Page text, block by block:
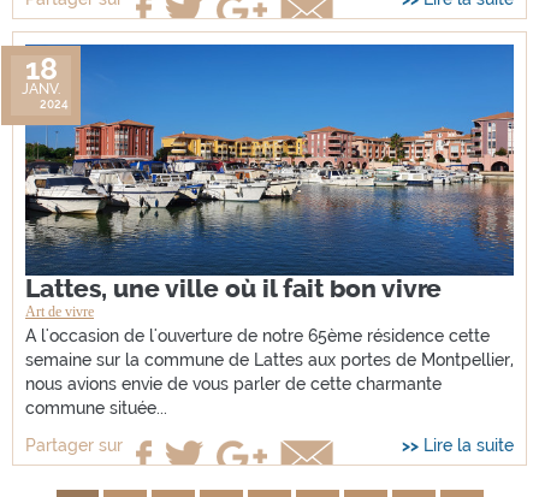
Lattes, une ville où il fait bon vivre
Art de vivre
18
JANV.
2024
A l'occasion de l'ouverture de notre 65ème résidence cette
semaine sur la commune de Lattes aux portes de Montpellier,
nous avions envie de vous parler de cette charmante
commune située...
Partager sur
Lire la suite